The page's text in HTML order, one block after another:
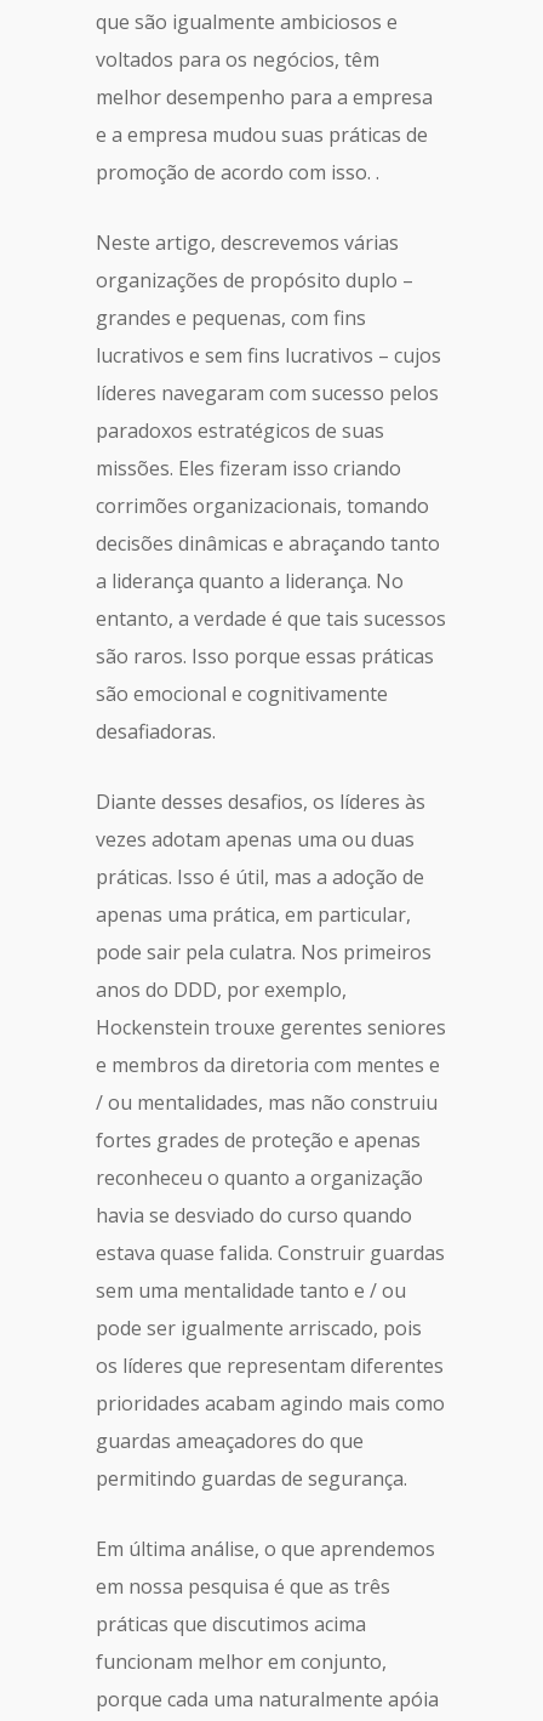
que são igualmente ambiciosos e
voltados para os negócios, têm
melhor desempenho para a empresa
e a empresa mudou suas práticas de
promoção de acordo com isso. .
Neste artigo, descrevemos várias
organizações de propósito duplo –
grandes e pequenas, com fins
lucrativos e sem fins lucrativos – cujos
líderes navegaram com sucesso pelos
paradoxos estratégicos de suas
missões. Eles fizeram isso criando
corrimões organizacionais, tomando
decisões dinâmicas e abraçando tanto
a liderança quanto a liderança. No
entanto, a verdade é que tais sucessos
são raros. Isso porque essas práticas
são emocional e cognitivamente
desafiadoras.
Diante desses desafios, os líderes às
vezes adotam apenas uma ou duas
práticas. Isso é útil, mas a adoção de
apenas uma prática, em particular,
pode sair pela culatra. Nos primeiros
anos do DDD, por exemplo,
Hockenstein trouxe gerentes seniores
e membros da diretoria com mentes e
/ ou mentalidades, mas não construiu
fortes grades de proteção e apenas
reconheceu o quanto a organização
havia se desviado do curso quando
estava quase falida. Construir guardas
sem uma mentalidade tanto e / ou
pode ser igualmente arriscado, pois
os líderes que representam diferentes
prioridades acabam agindo mais como
guardas ameaçadores do que
permitindo guardas de segurança.
Em última análise, o que aprendemos
em nossa pesquisa é que as três
práticas que discutimos acima
funcionam melhor em conjunto,
porque cada uma naturalmente apóia